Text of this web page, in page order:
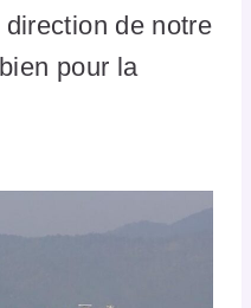
de notre
pour la